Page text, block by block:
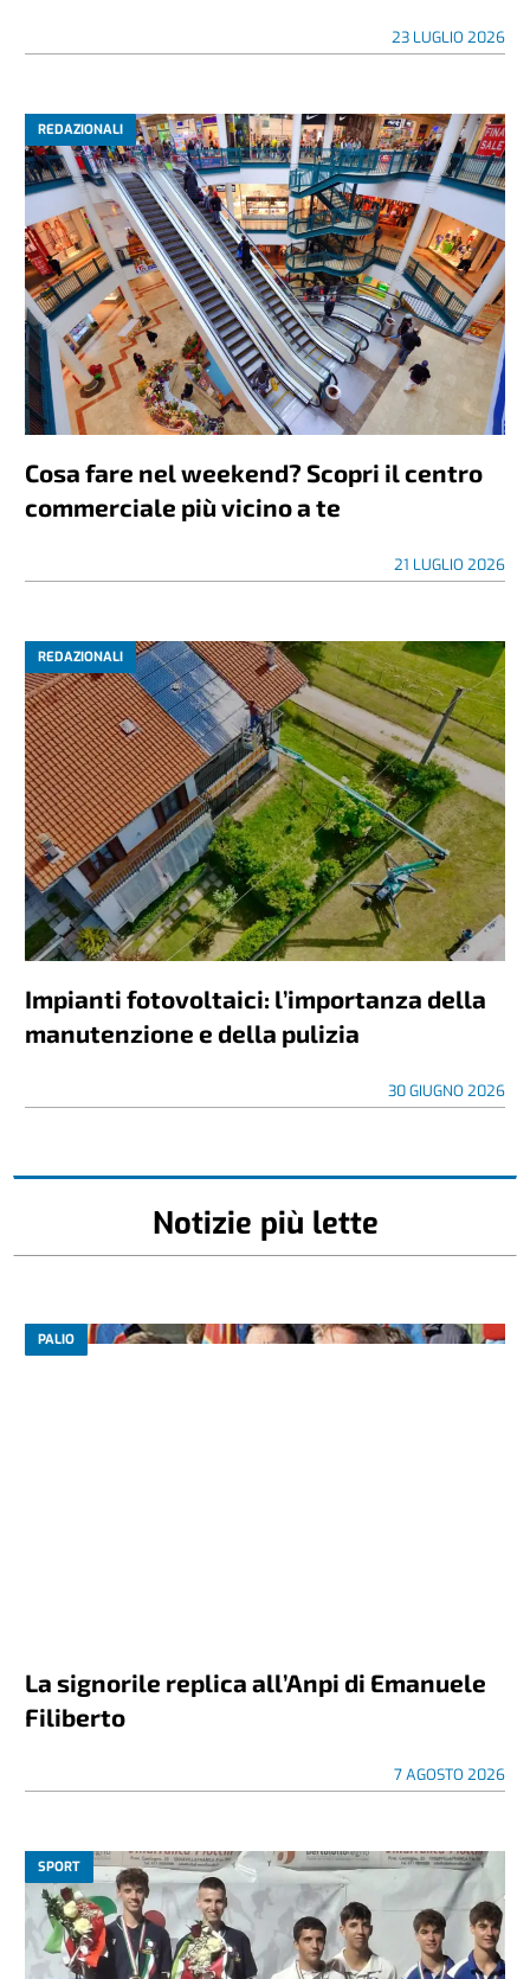
23 LUGLIO 2026
REDAZIONALI
Cosa fare nel weekend? Scopri il centro
commerciale più vicino a te
21 LUGLIO 2026
REDAZIONALI
Impianti fotovoltaici: l’importanza della
manutenzione e della pulizia
30 GIUGNO 2026
Notizie più lette
PALIO
La signorile replica all’Anpi di Emanuele
Filiberto
7 AGOSTO 2026
SPORT